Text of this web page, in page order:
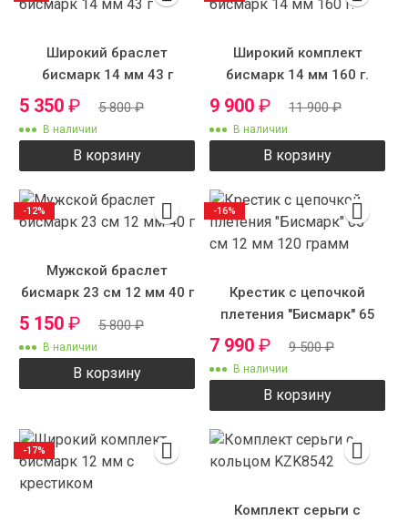
Широкий браслет
бисмарк 14 мм 43 г
5 350 ₽ 5 800₽
В наличии
В корзину
Широкий комплект
бисмарк 14 мм 160 г.
9 900 ₽ 11 900₽
В наличии
В корзину
Мужской браслет
бисмарк 23 см 12 мм 40 г
5 150 ₽ 5 800₽
В наличии
В корзину
-12%
Крестик с цепочкой
плетения "Бисмарк" 65
см 12 мм 120 грамм
7 990 ₽ 9 500₽
В наличии
В корзину
-16%
-17%
Комплект серьги с